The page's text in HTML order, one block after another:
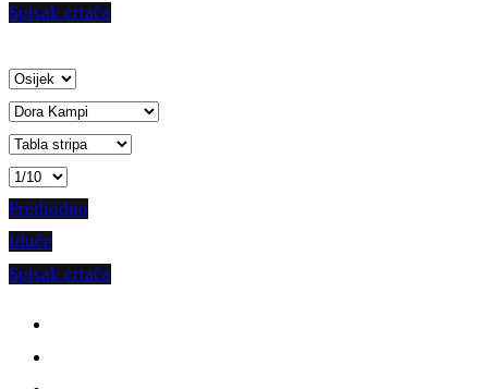
Spisak crtača
Prethodno
Iduće
Spisak crtača